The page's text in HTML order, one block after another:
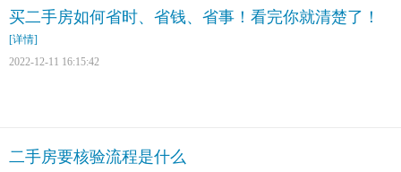
买二手房如何省时、省钱、省事！看完你就清楚了！
[详情]
2022-12-11 16:15:42
二手房要核验流程是什么